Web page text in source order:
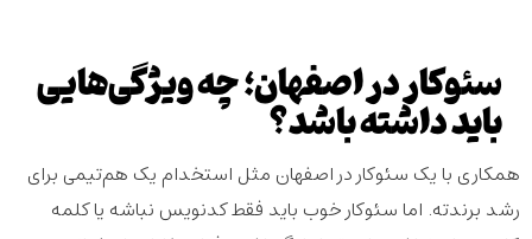
سئوکار در اصفهان؛ چه ویژگی‌هایی
باید داشته باشد؟
همکاری با یک سئوکار در اصفهان مثل استخدام یک هم‌تیمی برای
رشد برندته. اما سئوکار خوب باید فقط کدنویس نباشه یا کلمه